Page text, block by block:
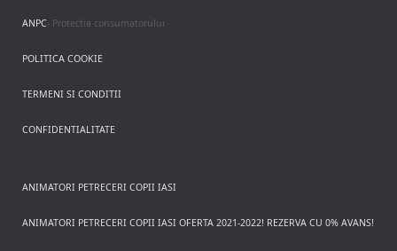
ANPC- Protectia consumatorului
POLITICA COOKIE
TERMENI SI CONDITII
CONFIDENTIALITATE
ANIMATORI PETRECERI COPII IASI
ANIMATORI PETRECERI COPII IASI OFERTA 2021-2022! REZERVA CU 0% AVANS!